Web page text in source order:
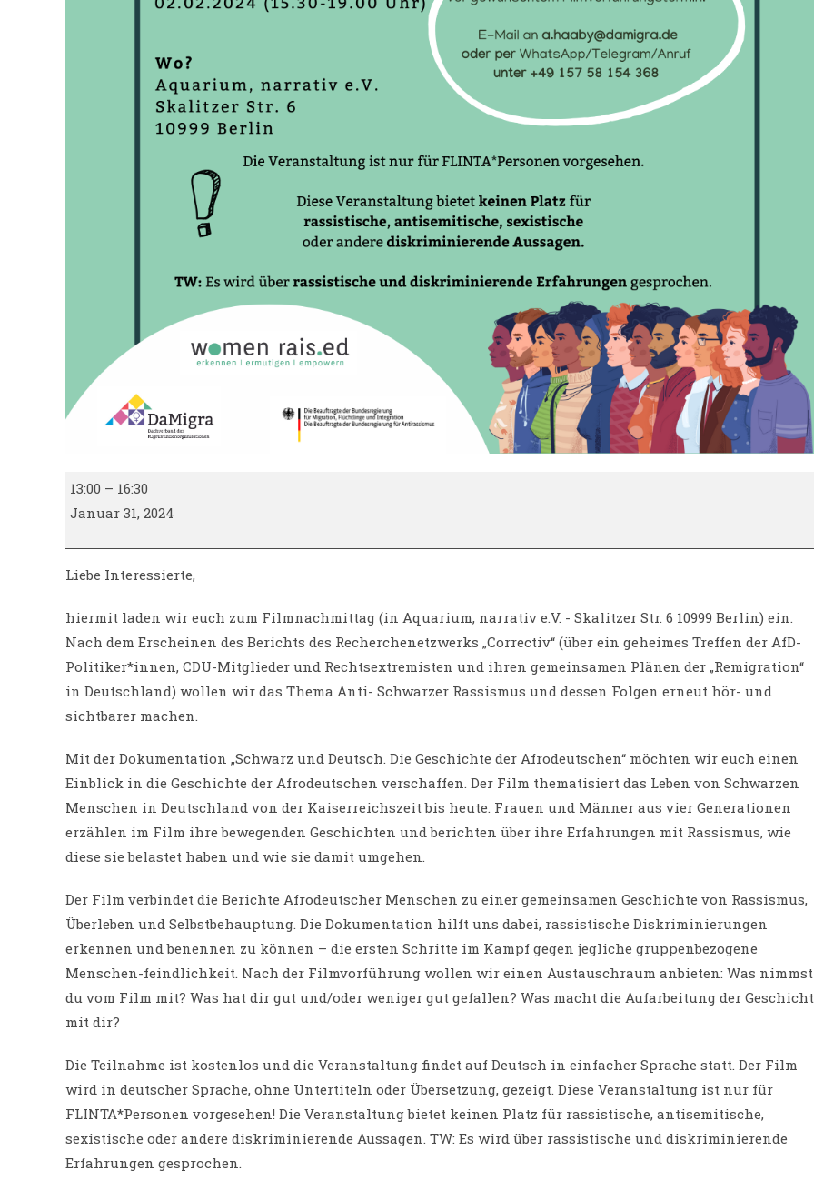
Women
Rais.ed
Filmnachmittag
„Schwarz
deutsch
-
Die
Geschichte
der
13:00 – 16:30
Januar 31, 2024
Liebe Interessierte,
hiermit laden wir euch zum Filmnachmittag (in Aquarium, narrativ e.V. - Skalitzer Str. 6 10999 Berlin) ein.
Nach dem Erscheinen des Berichts des Recherchenetzwerks „Correctiv“ (über ein geheimes Treffen der AfD-
Politiker*innen, CDU-Mitglieder und Rechtsextremisten und ihren gemeinsamen Plänen der „Remigration“
in Deutschland) wollen wir das Thema Anti- Schwarzer Rassismus und dessen Folgen erneut hör- und
sichtbarer machen.
Mit der Dokumentation „Schwarz und Deutsch. Die Geschichte der Afrodeutschen“ möchten wir euch einen
Einblick in die Geschichte der Afrodeutschen verschaffen. Der Film thematisiert das Leben von Schwarzen
Menschen in Deutschland von der Kaiserreichszeit bis heute. Frauen und Männer aus vier Generationen
erzählen im Film ihre bewegenden Geschichten und berichten über ihre Erfahrungen mit Rassismus, wie
diese sie belastet haben und wie sie damit umgehen.
Der Film verbindet die Berichte Afrodeutscher Menschen zu einer gemeinsamen Geschichte von Rassismus,
Überleben und Selbstbehauptung. Die Dokumentation hilft uns dabei, rassistische Diskriminierungen
erkennen und benennen zu können – die ersten Schritte im Kampf gegen jegliche gruppenbezogene
Menschen-feindlichkeit. Nach der Filmvorführung wollen wir einen Austauschraum anbieten: Was nimmst
du vom Film mit? Was hat dir gut und/oder weniger gut gefallen? Was macht die Aufarbeitung der
mit dir?
Die Teilnahme ist kostenlos und die Veranstaltung findet auf Deutsch in einfacher Sprache statt. Der Film
wird in deutscher Sprache, ohne Untertiteln oder Übersetzung, gezeigt. Diese Veranstaltung ist nur für
FLINTA*Personen vorgesehen! Die Veranstaltung bietet keinen Platz für rassistische, antisemitische,
sexistische oder andere diskriminierende Aussagen. TW: Es wird über rassistische und diskriminierende
Erfahrungen gesprochen.